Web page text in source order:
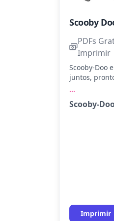
PDFs
Imprimir
Scooby-Doo
juntos,
para
...
Scooby-
Imprimir